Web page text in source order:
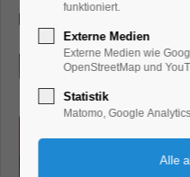
funktioniert.
Externe Medien
Externe Medien wie
OpenStreetMap und
Statistik
Matomo, Google